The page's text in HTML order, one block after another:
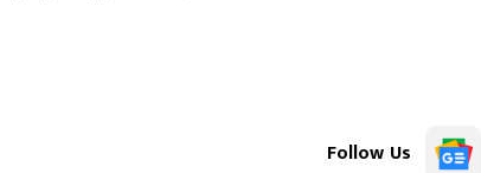
Follow Us